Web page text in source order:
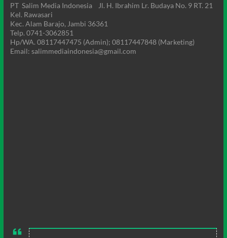
PT Salim Media Indonesia Jl. H. Ibrahim Lr. Budaya No. 9 RT. 21
Kel. Rawasari
Kec. Alam Barajo, Jambi 36361
Telp. 0741-3062851
Hp/WA. 08117447475 (Admin); 08117447848 (Marketing)
Email: salimmediaindonesia@gmail.com